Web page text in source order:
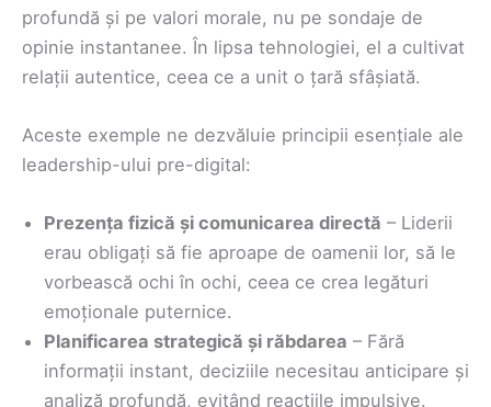
profundă și pe valori morale, nu pe sondaje de
opinie instantanee. În lipsa tehnologiei, el a cultivat
relații autentice, ceea ce a unit o țară sfâșiată.
Aceste exemple ne dezvăluie principii esențiale ale
leadership-ului pre-digital:
Prezența fizică și comunicarea directă – Liderii
erau obligați să fie aproape de oamenii lor, să le
vorbească ochi în ochi, ceea ce crea legături
emoționale puternice.
Planificarea strategică și răbdarea – Fără
informații instant, deciziile necesitau anticipare și
analiză profundă, evitând reacțiile impulsive.